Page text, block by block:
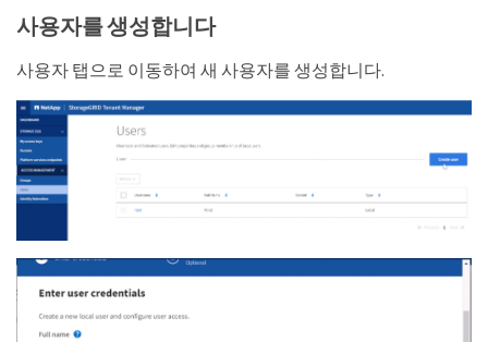
사용자를 생성합니다
사용자 탭으로 이동하여 새 사용자를 생성합니다.